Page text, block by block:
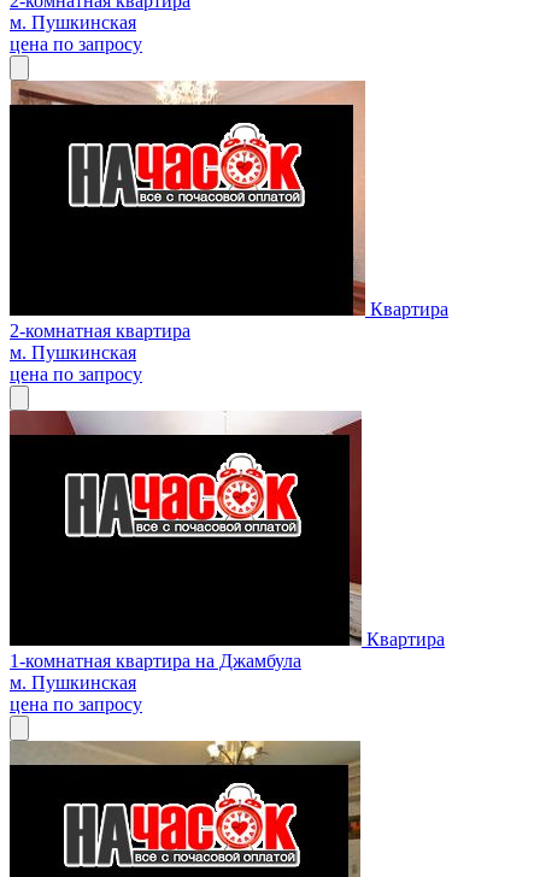
м. Пушкинская
цена по запросу
Квартира
2-комнатная квартира
м. Пушкинская
цена по запросу
Квартира
1-комнатная квартира на Джамбула
м. Пушкинская
цена по запросу